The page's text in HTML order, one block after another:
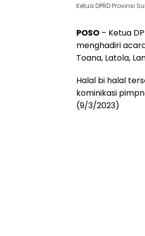
Ketua DPRD Provinsi
POSO – Ketua
menghadiri
Toana, Latola,
Halal bi halal
kominikasi
(9/3/2023)